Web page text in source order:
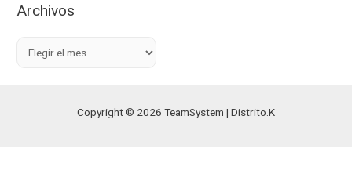
Archivos
Copyright © 2026 TeamSystem | Distrito.K